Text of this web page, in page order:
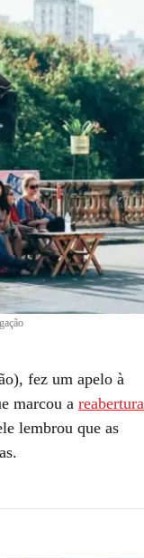
fez um apelo à
marcou a reabertura
lembrou que as